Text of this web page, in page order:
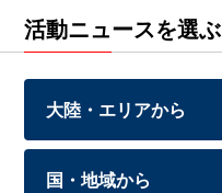
活動ニュースを選ぶ